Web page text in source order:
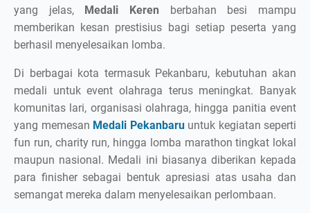
yang jelas, Medali Keren berbahan besi mampu
memberikan kesan prestisius bagi setiap peserta yang
berhasil menyelesaikan lomba.
Di berbagai kota termasuk Pekanbaru, kebutuhan akan
medali untuk event olahraga terus meningkat. Banyak
komunitas lari, organisasi olahraga, hingga panitia event
yang memesan Medali Pekanbaruuntuk kegiatan seperti
fun run, charity run, hingga lomba marathon tingkat lokal
maupun nasional. Medali ini biasanya diberikan kepada
para finisher sebagai bentuk apresiasi atas usaha dan
semangat mereka dalam menyelesaikan perlombaan.